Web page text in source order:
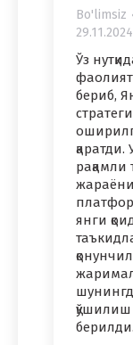
Bo'limsiz
29.11.2024
Ўз
бериб,
қаратди.
янги